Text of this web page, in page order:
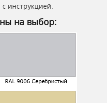
инструкцией.
на выбор: